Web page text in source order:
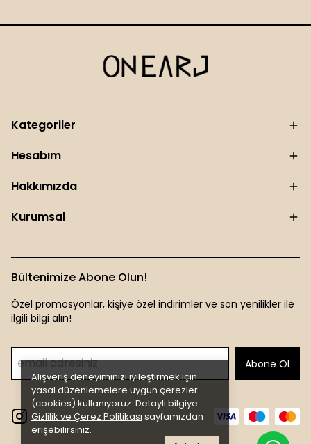
Alışveriş deneyiminizi iyileştirmek için
yasal düzenlemelere uygun çerezler
(cookies) kullanıyoruz. Detaylı bilgiye
Gizlilik ve Çerez Politikası sayfamızdan
erişebilirsiniz.
Kategoriler
Hesabım
Hakkımızda
Kurumsal
Bültenimize Abone Olun!
Özel promosyonlar, kişiye özel indirimler ve son yenilikler ile
ilgili bilgi alın!
Abone Ol